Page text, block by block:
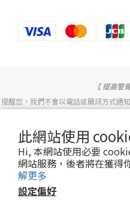
此網站使用
Hi, 本網站使用必要
網站服務，後者將在獲得
解更多
設定偏好
【 提高警
提醒您，我們不會以電話或簡訊方式通
若有任何問題歡迎致
Copyright© [2014][天一